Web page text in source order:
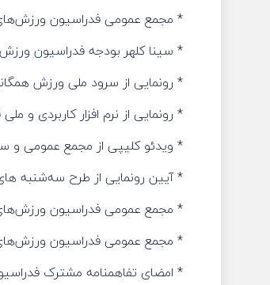
* مجمع عمومی فدراسیون
* سینا کلهر بودجه فدراسیون ورزش‌های
* رونمایی از سرود ملی ورزش
* رونمایی از نرم افزار کاربردی و
* ویدئو کلیپی از مجمع عمومی و
* آیین رونمایی از طرح سه‌شنبه
* مجمع عمومی فدراسیون
* مجمع عمومی فدراسیون
* امضای تفاهمنامه مشترک